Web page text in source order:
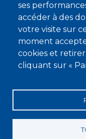
ses
accéder à des
votre visite sur
moment
cookies et
cliquant sur «
Qui sommes-nous ?
Devenir membre